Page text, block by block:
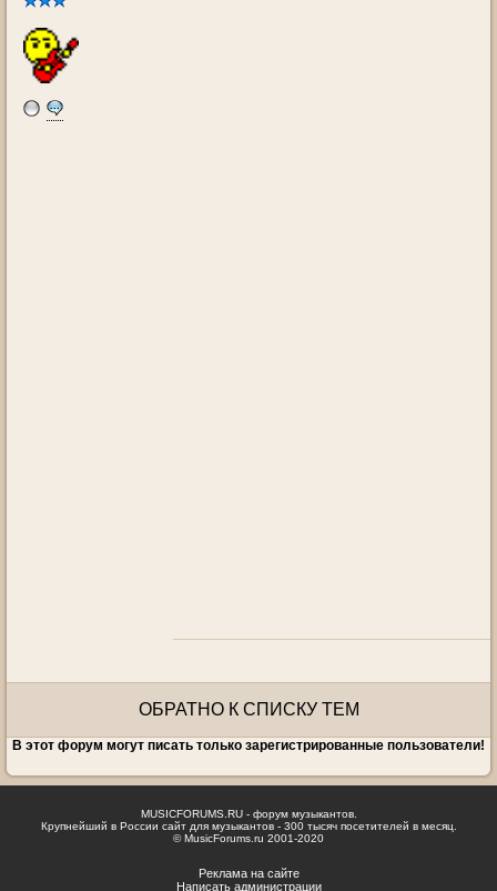
ОБРАТНО К СПИСКУ ТЕМ
В этот форум могут писать только зарегистрированные пользователи!
MUSICFORUMS.RU - форум музыкантов.
Крупнейший в России сайт для музыкантов - 300 тысяч посетителей в месяц.
© MusicForums.ru 2001-2020
Реклама на сайте
Написать администрации